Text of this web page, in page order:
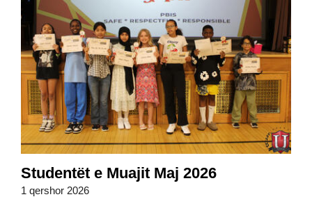
Studentët e Muajit Maj 2026
1 qershor 2026